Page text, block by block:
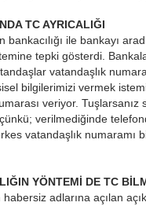
TC AYRICALIĞI
ile bankayı
tepki gösterdi.
vatandaşlık
bilgilerimizi vermek
veriyor. Tuşlarsanız
verilmediğinde
vatandaşlık numaramı
YÖNTEMİ DE TC
adlarına açılan